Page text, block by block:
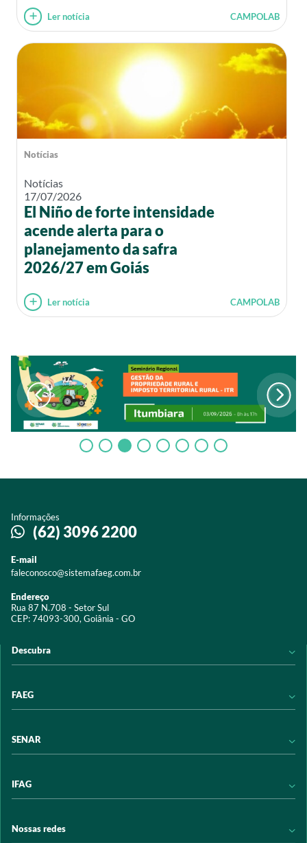
Ler notícia CAMPOLAB
Notícias
Notícias
17/07/2026
El Niño de forte intensidade
acende alerta para o
planejamento da safra
2026/27 em Goiás
Ler notícia CAMPOLAB
Informações
(62) 3096 2200
E-mail
faleconosco@sistemafaeg.com.br
Endereço
Rua 87 N.708 - Setor Sul
CEP: 74093-300, Goiânia - GO
Descubra
Acervo digital
Programas e Serviços
Trabalhe conosco
FAEG
Transparência
SENAR
Transparência
Arrecadação
IFAG
Programas e Serviços
Nossas redes